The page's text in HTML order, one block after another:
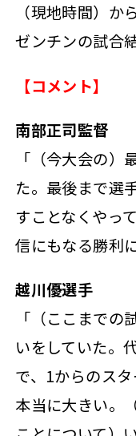
（現地時間）
ゼンチンの試合
【コメント】
南部正司監督
「（今大会の）
た。最後まで選
すことなくやっ
信にもなる勝利
越川優選手
「（ここまで
いをしていた。
で、1からのス
本当に大きい。